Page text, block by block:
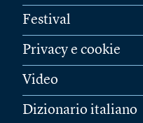
Festival
Privacy e cookie
Video
Dizionario italiano